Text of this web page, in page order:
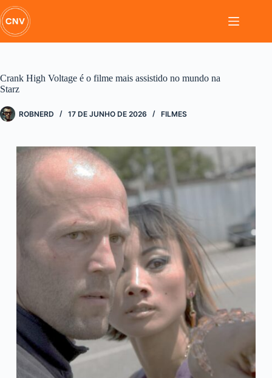
Pular
para
o
conteúdo
Crank High Voltage é o filme mais assistido no mundo na
Starz
ROBNERD 17 DE JUNHO DE 2026 FILMES